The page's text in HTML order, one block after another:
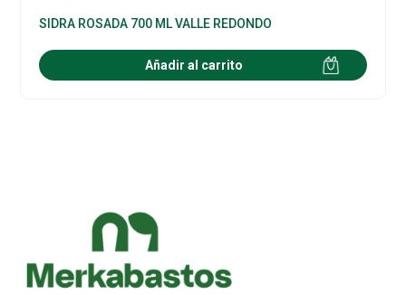
SIDRA ROSADA 700 ML VALLE REDONDO
Añadir al carrito